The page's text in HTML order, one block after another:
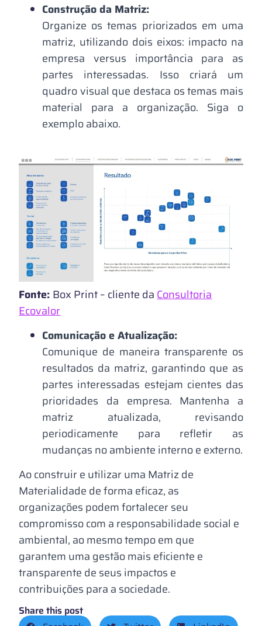
Construção da Matriz:
Organize os temas priorizados em uma
matriz, utilizando dois eixos: impacto na
empresa versus importância para as
partes interessadas. Isso criará um
quadro visual que destaca os temas mais
material para a organização. Siga o
exemplo abaixo.
Fonte: Box Print – cliente da Consultoria
Ecovalor
Comunicação e Atualização:
Comunique de maneira transparente os
resultados da matriz, garantindo que as
partes interessadas estejam cientes das
prioridades da empresa. Mantenha a
matriz atualizada, revisando
periodicamente para refletir as
mudanças no ambiente interno e externo.
Ao construir e utilizar uma Matriz de
Materialidade de forma eficaz, as
organizações podem fortalecer seu
compromisso com a responsabilidade social e
ambiental, ao mesmo tempo em que
garantem uma gestão mais eficiente e
transparente de seus impactos e
contribuições para a sociedade.
Share this post